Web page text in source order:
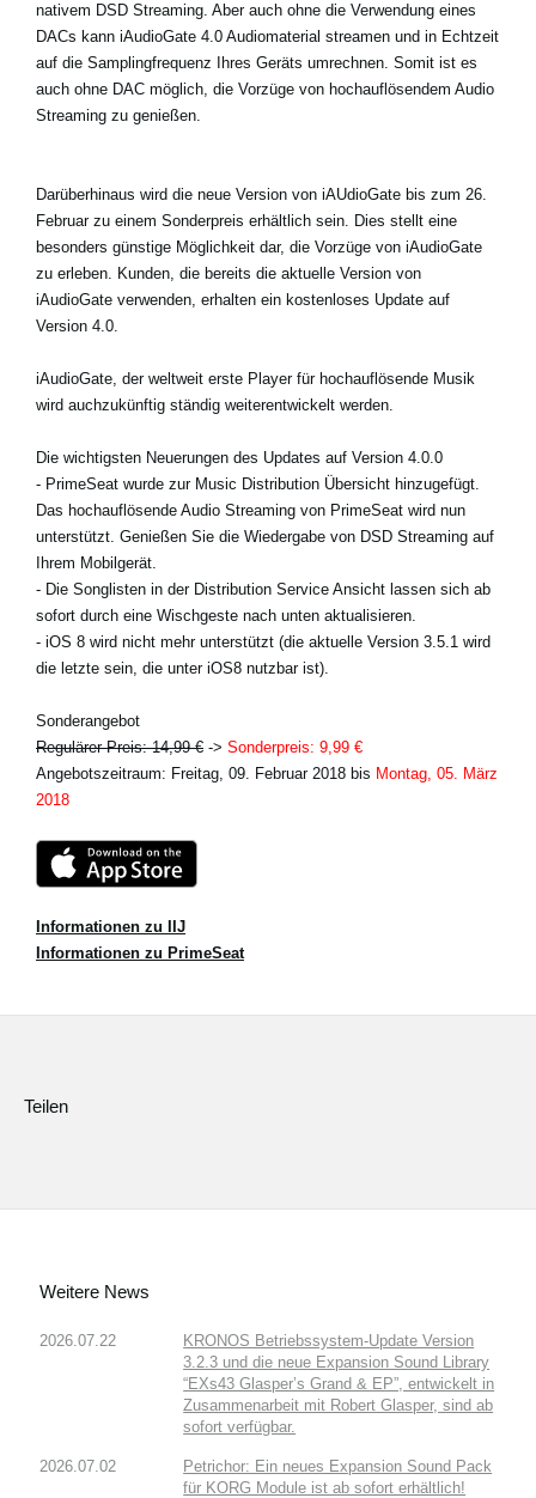
nativem DSD Streaming. Aber auch ohne die Verwendung eines
DACs kann iAudioGate 4.0 Audiomaterial streamen und in Echtzeit
auf die Samplingfrequenz Ihres Geräts umrechnen. Somit ist es
auch ohne DAC möglich, die Vorzüge von hochauflösendem Audio
Streaming zu genießen.
Darüberhinaus wird die neue Version von iAUdioGate bis zum 26.
Februar zu einem Sonderpreis erhältlich sein. Dies stellt eine
besonders günstige Möglichkeit dar, die Vorzüge von iAudioGate
zu erleben. Kunden, die bereits die aktuelle Version von
iAudioGate verwenden, erhalten ein kostenloses Update auf
Version 4.0.
iAudioGate, der weltweit erste Player für hochauflösende Musik
wird auchzukünftig ständig weiterentwickelt werden.
Die wichtigsten Neuerungen des Updates auf Version 4.0.0
- PrimeSeat wurde zur Music Distribution Übersicht hinzugefügt.
Das hochauflösende Audio Streaming von PrimeSeat wird nun
unterstützt. Genießen Sie die Wiedergabe von DSD Streaming auf
Ihrem Mobilgerät.
- Die Songlisten in der Distribution Service Ansicht lassen sich ab
sofort durch eine Wischgeste nach unten aktualisieren.
- iOS 8 wird nicht mehr unterstützt (die aktuelle Version 3.5.1 wird
die letzte sein, die unter iOS8 nutzbar ist).
Sonderangebot
Regulärer Preis: 14,99 € -> Sonderpreis: 9,99 €
Angebotszeitraum: Freitag, 09. Februar 2018 bis Montag, 05. März
2018
Informationen zu IIJ
Informationen zu PrimeSeat
Teilen
Weitere News
2026.07.22
KRONOS Betriebssystem-Update Version
3.2.3 und die neue Expansion Sound Library
“EXs43 Glasper’s Grand & EP”, entwickelt in
Zusammenarbeit mit Robert Glasper, sind ab
sofort verfügbar.
2026.07.02
Petrichor: Ein neues Expansion Sound Pack
für KORG Module ist ab sofort erhältlich!